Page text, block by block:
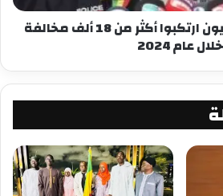
تقرير أمني: السنغاليون ارتكبوا أكثر من 18 ألف مخالفة
خلال عام 2024